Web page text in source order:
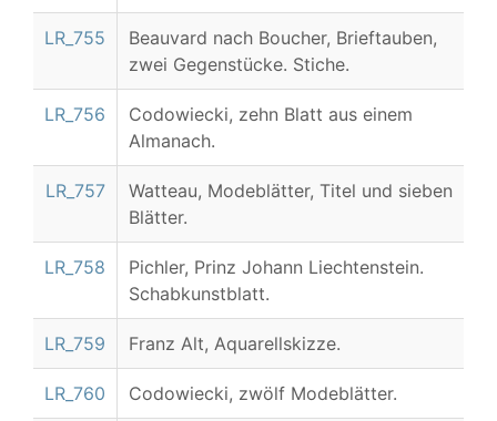
LR_755
Beauvard nach Boucher, Brieftauben,
zwei Gegenstücke. Stiche.
LR_756
Codowiecki, zehn Blatt aus einem
Almanach.
LR_757
Watteau, Modeblätter, Titel und sieben
Blätter.
LR_758
Pichler, Prinz Johann Liechtenstein.
Schabkunstblatt.
LR_759 Franz Alt, Aquarellskizze.
LR_760 Codowiecki, zwölf Modeblätter.